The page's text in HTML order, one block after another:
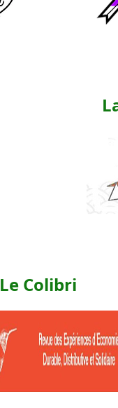
Le Colibri